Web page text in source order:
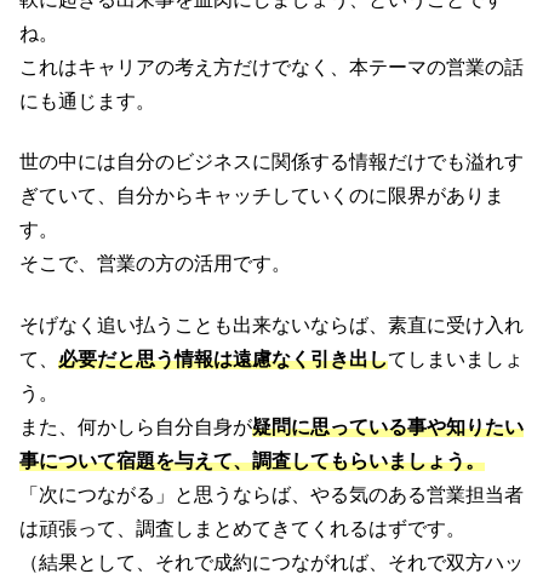
ね。
これはキャリアの考え方だけでなく、本テーマの営業の話
にも通じます。
世の中には自分のビジネスに関係する情報だけでも溢れす
ぎていて、自分からキャッチしていくのに限界がありま
す。
そこで、営業の方の活用です。
そげなく追い払うことも出来ないならば、素直に受け入れ
て、 必要だと思う情報は遠慮なく引き出してしまいましょ
う。
また、何かしら自分自身が疑問に思っている事や知りたい
事について宿題を与えて、調査してもらいましょう。
「次につながる」と思うならば、やる気のある営業担当者
は頑張って、調査しまとめてきてくれるはずです。
（結果として、それで成約につながれば、それで双方ハッ